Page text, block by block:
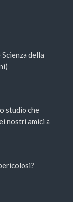
della
studio che
nostri amici a